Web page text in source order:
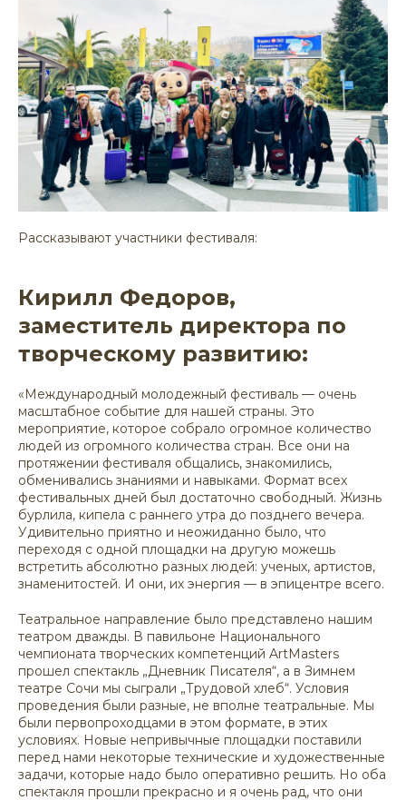
Рассказывают участники фестиваля:
Кирилл Федоров,
заместитель директора по
творческому развитию:
«Международный молодежный фестиваль — очень
масштабное событие для нашей страны. Это
мероприятие, которое собрало огромное количество
людей из огромного количества стран. Все они на
протяжении фестиваля общались, знакомились,
обменивались знаниями и навыками. Формат всех
фестивальных дней был достаточно свободный. Жизнь
бурлила, кипела с раннего утра до позднего вечера.
Удивительно приятно и неожиданно было, что
переходя с одной площадки на другую можешь
встретить абсолютно разных людей: ученых, артистов,
знаменитостей. И они, их энергия — в эпицентре всего.
Театральное направление было представлено нашим
театром дважды. В павильоне Национального
чемпионата творческих компетенций ArtMasters
прошел спектакль „Дневник Писателя“, а в Зимнем
театре Сочи мы сыграли „Трудовой хлеб“. Условия
проведения были разные, не вполне театральные. Мы
были первопроходцами в этом формате, в этих
условиях. Новые непривычные площадки поставили
перед нами некоторые технические и художественные
задачи, которые надо было оперативно решить. Но оба
спектакля прошли прекрасно и я очень рад, что они